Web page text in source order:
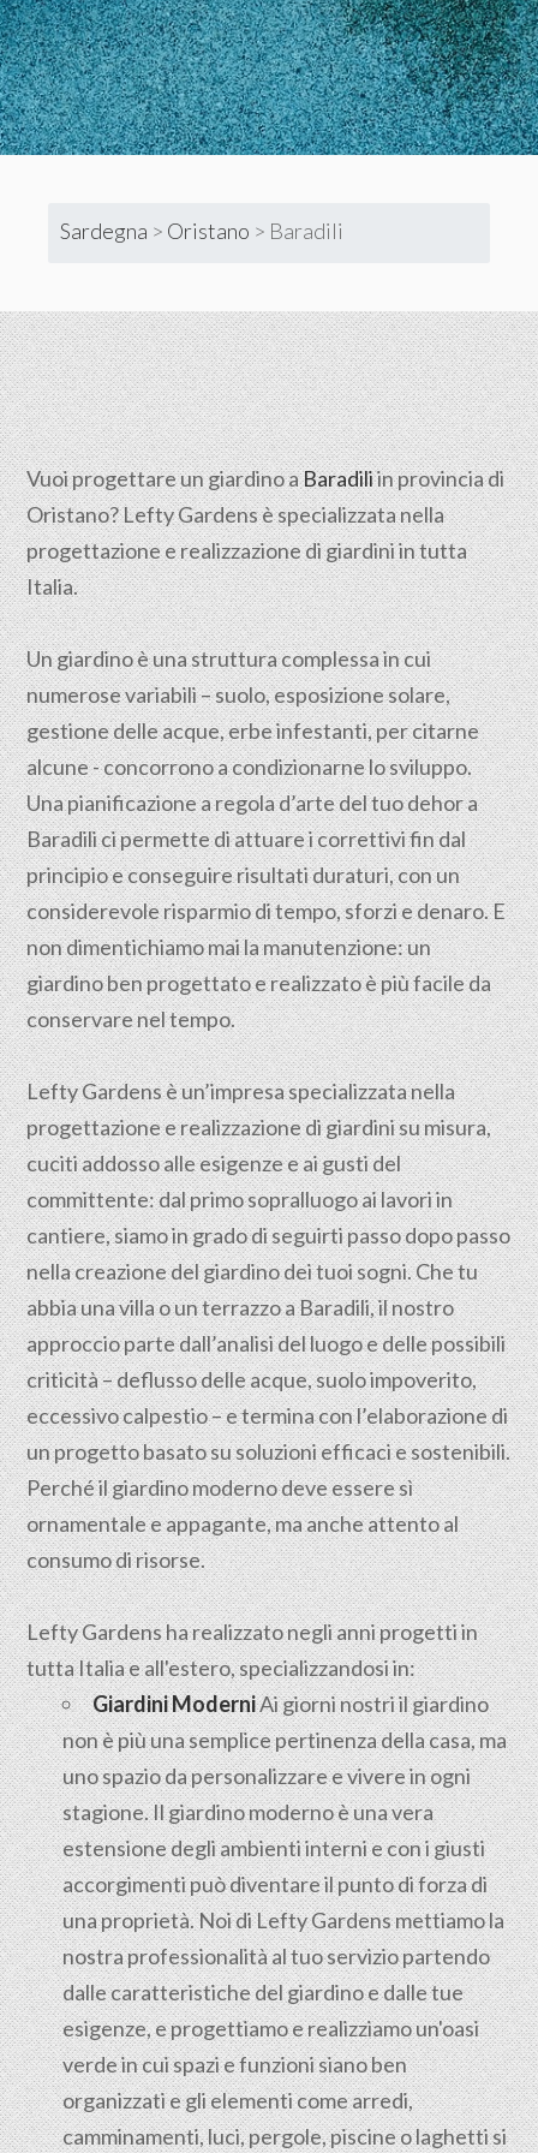
Sardegna > Oristano > Baradili
Vuoi progettare un giardino aBaradiliin provincia di
Oristano? Lefty Gardens è specializzata nella
progettazione e realizzazione di giardini in tutta
Italia.
Un giardino è una struttura complessa in cui
numerose variabili – suolo, esposizione solare,
gestione delle acque, erbe infestanti, per citarne
alcune - concorrono a condizionarne lo sviluppo.
Una pianificazione a regola d’arte del tuo dehor a
Baradili ci permette di attuare i correttivi fin dal
principio e conseguire risultati duraturi, con un
considerevole risparmio di tempo, sforzi e denaro. E
non dimentichiamo mai la manutenzione: un
giardino ben progettato e realizzato è più facile da
conservare nel tempo.
Lefty Gardens è un’impresa specializzata nella
progettazionee realizzazione di giardini su misura,
cuciti addosso alle esigenze e ai gusti del
committente: dal primo sopralluogo ai lavori in
cantiere, siamo in grado di seguirti passo dopo passo
nella creazione del giardino dei tuoi sogni. Che tu
abbia una villa o un terrazzo a Baradili, il nostro
approccio parte dall’analisi del luogo e delle possibili
criticità – deflusso delle acque, suolo impoverito,
eccessivo calpestio – e termina con l’elaborazione di
un progetto basato su soluzioni efficaci e sostenibili.
Perché il giardino moderno deve essere sì
ornamentale e appagante, ma anche attento al
consumo di risorse.
Lefty Gardens ha realizzato negli anni progetti in
tutta Italia e all'estero, specializzandosi in:
Giardini ModerniAi giorni nostri il giardino
non è più una semplice pertinenza della casa, ma
uno spazio da personalizzare e vivere in ogni
stagione. Il giardino moderno è una vera
estensione degli ambienti interni e con i giusti
accorgimenti può diventare il punto di forza di
una proprietà. Noi di Lefty Gardens mettiamo la
nostra professionalità al tuo servizio partendo
dalle caratteristiche del giardino e dalle tue
esigenze, e progettiamo e realizziamo un'oasi
verde in cui spazi e funzioni siano ben
organizzati e gli elementi come arredi,
camminamenti, luci, pergole, piscine o laghetti si